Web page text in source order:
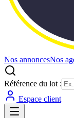
Nos annoncesNos
Référence du lot :
Espace client